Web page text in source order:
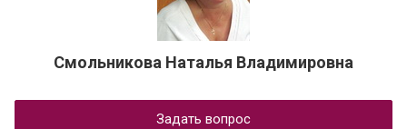
Смольникова Наталья Владимировна
Задать вопрос